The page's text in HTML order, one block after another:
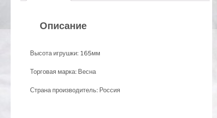
Описание
Высота игрушки: 165мм
Торговая марка: Весна
Страна производитель: Россия